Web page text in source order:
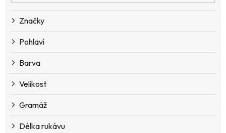
Značky
Pohlaví
Barva
Velikost
Gramáž
Délka rukávu